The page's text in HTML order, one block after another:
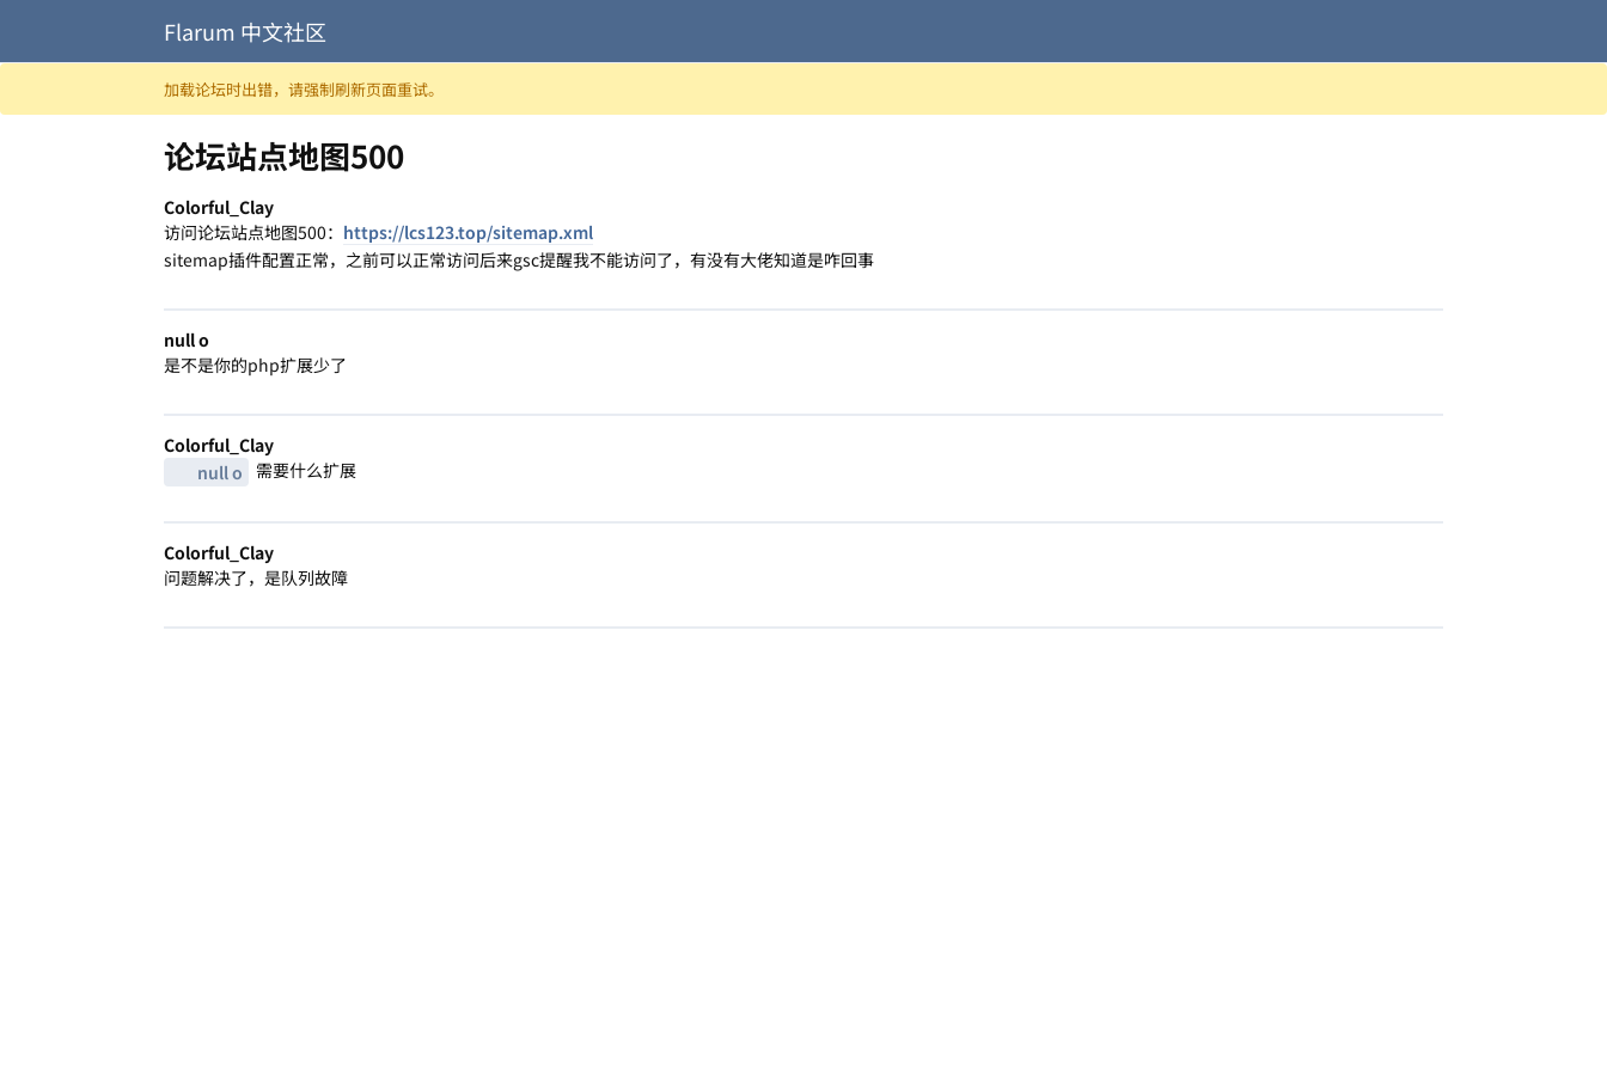
跳至内容
Flarum 中文社区
加载论坛时出错，请强制刷新页面重试。
论坛站点地图500
Colorful_Clay
访问论坛站点地图500： https://lcs123.top/sitemap.xml
sitemap插件配置正常，之前可以正常访问后来gsc提醒我不能访问了，有没有大佬知道是咋回事
null o
是不是你的php扩展少了
Colorful_Clay
null o
需要什么扩展
Colorful_Clay
问题解决了，是队列故障